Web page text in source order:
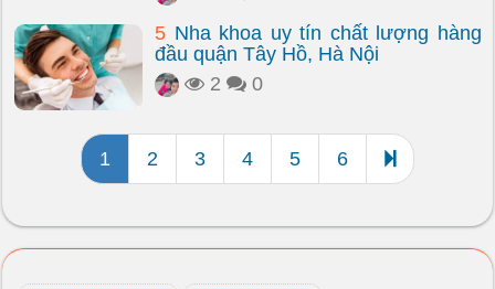
5 Nha khoa uy tín chất lượng hàng
đầu quận Tây Hồ, Hà Nội
2
0
1 2 3 4 5 6